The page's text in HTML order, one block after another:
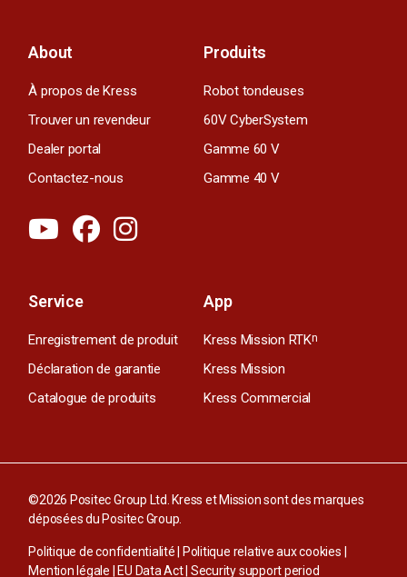
About
À propos de Kress
Trouver un revendeur
Dealer portal
Contactez-nous
Produits
Robot tondeuses
60V CyberSystem
Gamme 60 V
Gamme 40 V
Service
Enregistrement de produit
Déclaration de garantie
Catalogue de produits
App
Kress Mission RTKn
Kress Mission
Kress Commercial
©2026 Positec Group Ltd. Kress et Mission sont des marques
déposées du Positec Group.
Politique de confidentialité Politique relative aux cookies
Mention légale
EU Data Act| Security support period